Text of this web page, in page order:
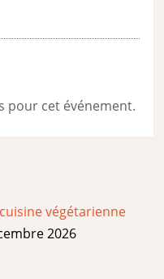
pour cet événement.
végétarienne
2026